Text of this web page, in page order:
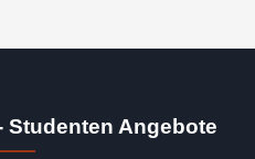
Studenten Angebote